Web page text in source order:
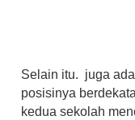
Selain itu. juga
posisinya
kedua sekolah